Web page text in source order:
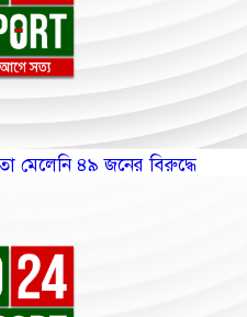
মেলেনি ৪৯ জনের বিরুদ্ধে